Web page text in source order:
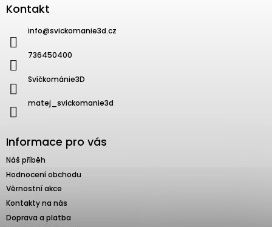
Kontakt
info@svickomanie3d.cz
736450400
Svíčkománie3D
matej_svickomanie3d
Informace pro vás
Náš příběh
Hodnocení obchodu
Věrnostní akce
Kontakty na nás
Doprava a platba